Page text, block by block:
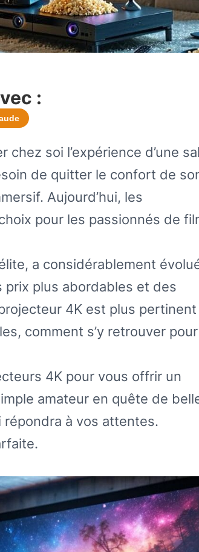
:
soi l’expérience d’une
de quitter le confort de
Aujourd’hui, les
pour les passionnés de
a considérablement
prix plus abordables et des
4K est plus pertinent
comment s’y retrouver pour
4K pour vous offrir un
amateur en quête de
répondra à vos attentes.